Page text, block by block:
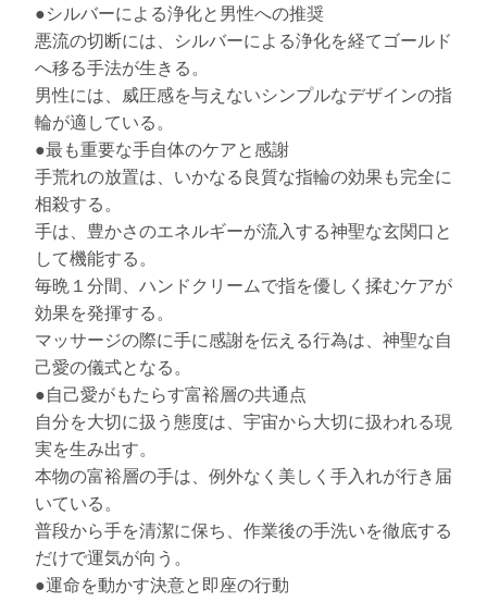
●シルバーによる浄化と男性への推奨
悪流の切断には、シルバーによる浄化を経てゴールド
へ移る手法が生きる。
男性には、威圧感を与えないシンプルなデザインの指
輪が適している。
●最も重要な手自体のケアと感謝
手荒れの放置は、いかなる良質な指輪の効果も完全に
相殺する。
手は、豊かさのエネルギーが流入する神聖な玄関口と
して機能する。
毎晩１分間、ハンドクリームで指を優しく揉むケアが
効果を発揮する。
マッサージの際に手に感謝を伝える行為は、神聖な自
己愛の儀式となる。
●自己愛がもたらす富裕層の共通点
自分を大切に扱う態度は、宇宙から大切に扱われる現
実を生み出す。
本物の富裕層の手は、例外なく美しく手入れが行き届
いている。
普段から手を清潔に保ち、作業後の手洗いを徹底する
だけで運気が向う。
●運命を動かす決意と即座の行動